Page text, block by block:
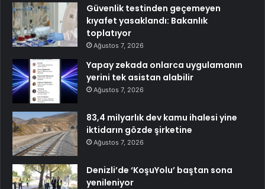
Güvenlik testinden geçemeyen
kıyafet yasaklandı: Bakanlık
toplatıyor
Ağustos 7, 2026
Yapay zekada onlarca uygulamanın
yerini tek asistan alabilir
Ağustos 7, 2026
83,4 milyarlık dev kamu ihalesi yine
iktidarın gözde şirketine
Ağustos 7, 2026
Denizli’de ‘KoşuYolu’ baştan sona
yenileniyor